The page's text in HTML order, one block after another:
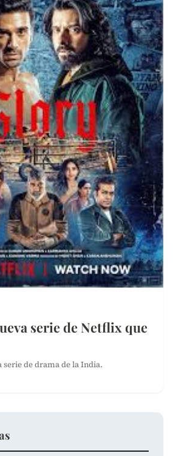
serie de Netflix que
serie de drama de la India.